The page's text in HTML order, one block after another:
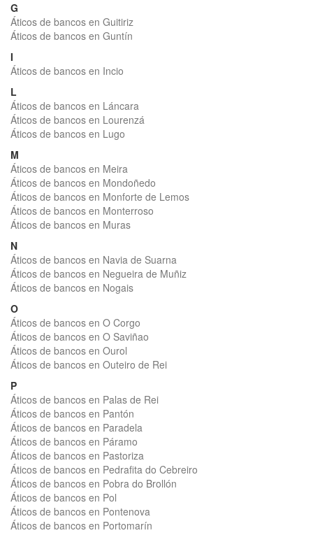
G
Áticos de bancos en Guitiriz
Áticos de bancos en Guntín
I
Áticos de bancos en Incio
L
Áticos de bancos en Láncara
Áticos de bancos en Lourenzá
Áticos de bancos en Lugo
M
Áticos de bancos en Meira
Áticos de bancos en Mondoñedo
Áticos de bancos en Monforte de Lemos
Áticos de bancos en Monterroso
Áticos de bancos en Muras
N
Áticos de bancos en Navia de Suarna
Áticos de bancos en Negueira de Muñiz
Áticos de bancos en Nogais
O
Áticos de bancos en O Corgo
Áticos de bancos en O Saviñao
Áticos de bancos en Ourol
Áticos de bancos en Outeiro de Rei
P
Áticos de bancos en Palas de Rei
Áticos de bancos en Pantón
Áticos de bancos en Paradela
Áticos de bancos en Páramo
Áticos de bancos en Pastoriza
Áticos de bancos en Pedrafita do Cebreiro
Áticos de bancos en Pobra do Brollón
Áticos de bancos en Pol
Áticos de bancos en Pontenova
Áticos de bancos en Portomarín